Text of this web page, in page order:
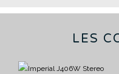
LES